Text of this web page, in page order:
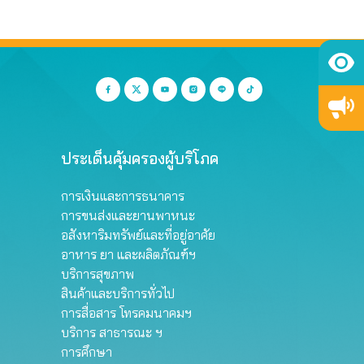
ประเด็นคุ้มครองผู้บริโภค
การเงินและการธนาคาร
การขนส่งและยานพาหนะ
อสังหาริมทรัพย์และที่อยู่อาศัย
อาหาร ยา และผลิตภัณฑ์ฯ
บริการสุขภาพ
สินค้าและบริการทั่วไป
การสื่อสาร โทรคมนาคมฯ
บริการ สาธารณะ ฯ
การศึกษา